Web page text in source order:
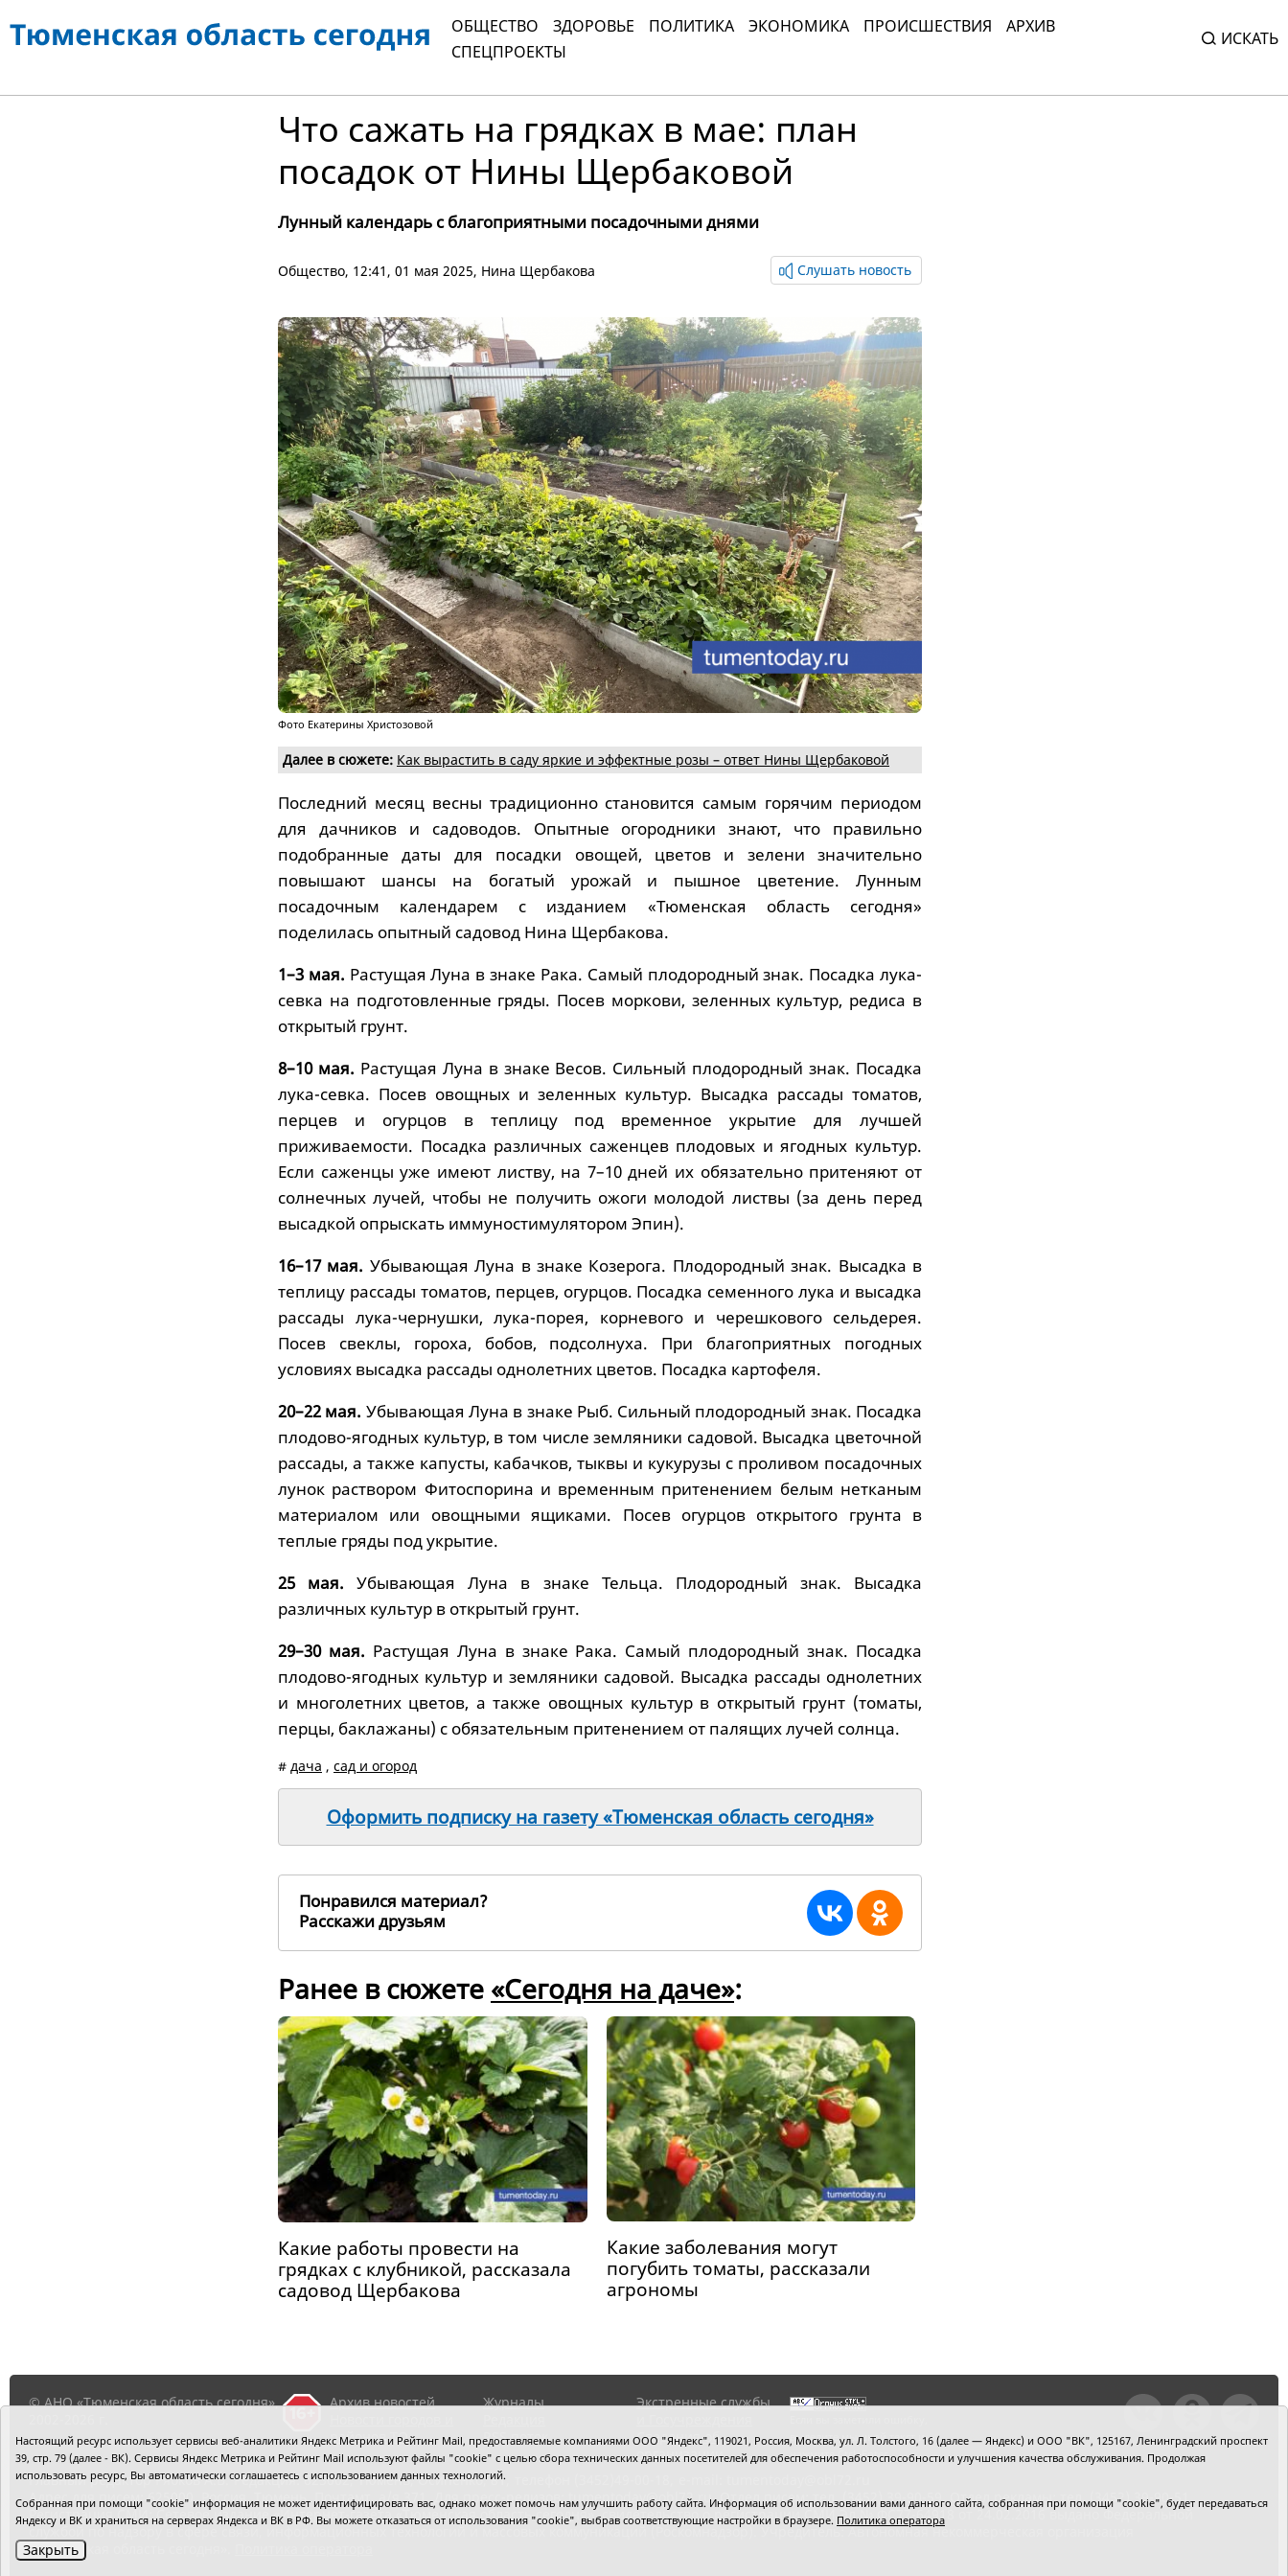
ОБЩЕСТВО ЗДОРОВЬЕ ПОЛИТИКА ЭКОНОМИКА ПРОИСШЕСТВИЯ
АРХИВ
СПЕЦПРОЕКТЫ
ИСКАТЬ
Что сажать на грядках в мае: план
посадок от Нины Щербаковой
Лунный календарь с благоприятными посадочными днями
Общество, 12:41, 01 мая 2025, Нина Щербакова Слушать новость
Фото Екатерины Христозовой
Далее в сюжете: Как вырастить в саду яркие и эффектные розы – ответ Нины Щербаковой
Последний месяц весны традиционно становится самым горячим периодом
для дачников и садоводов. Опытные огородники знают, что правильно
подобранные даты для посадки овощей, цветов и зелени значительно
повышают шансы на богатый урожай и пышное цветение. Лунным
посадочным календарем с изданием «Тюменская область сегодня»
поделилась опытный садовод Нина Щербакова.
1–3 мая. Растущая Луна в знаке Рака. Самый плодородный знак. Посадка лука-
севка на подготовленные гряды. Посев моркови, зеленных культур, редиса в
открытый грунт.
8–10 мая. Растущая Луна в знаке Весов. Сильный плодородный знак. Посадка
лука-севка. Посев овощных и зеленных культур. Высадка рассады томатов,
перцев и огурцов в теплицу под временное укрытие для лучшей
приживаемости. Посадка различных саженцев плодовых и ягодных культур.
Если саженцы уже имеют листву, на 7–10 дней их обязательно притеняют от
солнечных лучей, чтобы не получить ожоги молодой листвы (за день перед
высадкой опрыскать иммуностимулятором Эпин).
16–17 мая. Убывающая Луна в знаке Козерога. Плодородный знак. Высадка в
теплицу рассады томатов, перцев, огурцов. Посадка семенного лука и высадка
рассады лука-чернушки, лука-порея, корневого и черешкового сельдерея.
Посев свеклы, гороха, бобов, подсолнуха. При благоприятных погодных
условиях высадка рассады однолетних цветов. Посадка картофеля.
20–22 мая. Убывающая Луна в знаке Рыб. Сильный плодородный знак. Посадка
плодово-ягодных культур, в том числе земляники садовой. Высадка цветочной
рассады, а также капусты, кабачков, тыквы и кукурузы с проливом посадочных
лунок раствором Фитоспорина и временным притенением белым нетканым
материалом или овощными ящиками. Посев огурцов открытого грунта в
теплые гряды под укрытие.
25 мая. Убывающая Луна в знаке Тельца. Плодородный знак. Высадка
различных культур в открытый грунт.
29–30 мая. Растущая Луна в знаке Рака. Самый плодородный знак. Посадка
плодово-ягодных культур и земляники садовой. Высадка рассады однолетних
и многолетних цветов, а также овощных культур в открытый грунт (томаты,
перцы, баклажаны) с обязательным притенением от палящих лучей солнца.
# дача , сад и огород
Оформить подписку на газету «Тюменская область сегодня»
Понравился материал?
Расскажи друзьям
Ранее в сюжете «Сегодня на даче»:
Какие работы провести на
грядках с клубникой, рассказала
садовод Щербакова
Какие заболевания могут
погубить томаты, рассказали
агрономы
© АНО «Тюменская область сегодня»,
Архив новостей
районов ТО
Журналы
RSS поток
Экстренные службы
Сведения об
организации
выделите мышкой текст и
нажмитеCtrl+Enter
Главный редактор Рябков А.В. Редакция: 625002, Тюмень, Осипенко, 81,
Адрес для писем: 625000, Россия, Тюмень, Почтамт, а/я 371. Для пресс-релизов: tumentoday@obl72.ru. Отдел писем: тел. (3452) 39-90-59. Отдел рекламы: тел. (3452) 39-90-51.
Регистрация СМИ: Сетевое издание «Интернет-газета «Тюменская область сегодня», свидетельство о регистрации СМИ Эл № ФС77-64918 от 24.02.2016 выдано Федеральной
службой по надзору в сфере связи, информационных технологий и массовых коммуникаций (Роскомнадзор). Учредитель: Автономная некоммерческая организация
«Тюменская область сегодня».
Настоящий ресурс использует сервисы веб-аналитики Яндекс Метрика и Рейтинг Mail, предоставляемые компаниями ООО "Яндекс", 119021, Россия, Москва, ул. Л. Толстого, 16 (далее — Яндекс) и ООО "ВК", 125167, Ленинградский проспект
39, стр. 79 (далее - ВК). Сервисы Яндекс Метрика и Рейтинг Mail используют файлы "cookie" с целью сбора технических данных посетителей для обеспечения работоспособности и улучшения качества обслуживания. Продолжая
использовать ресурс, Вы автоматически соглашаетесь с использованием данных технологий.
Собранная при помощи "cookie" информация не может идентифицировать вас, однако может помочь нам улучшить работу сайта. Информация об использовании вами данного сайта, собранная при помощи "cookie", будет передаваться
Яндексу и ВК и храниться на серверах Яндекса и ВК в РФ. Вы можете отказаться от использования "cookie", выбрав соответствующие настройки в браузере. Политика оператора
Закрыть